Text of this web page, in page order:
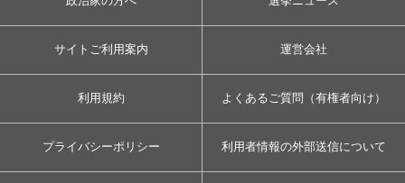
サイトご利用案内 運営会社
利用規約 よくあるご質問（有権者向け）
プライバシーポリシー 利用者情報の外部送信について